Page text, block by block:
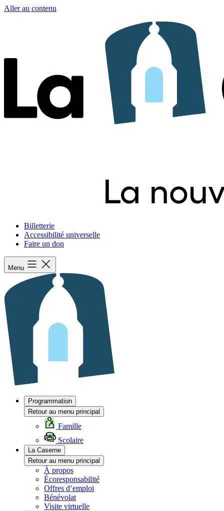
Aller au contenu
Billetterie
Accessibilité universelle
Faire un don
Menu
Programmation
Retour au menu principal
Famille
Scolaire
La Caserne
Retour au menu principal
À propos
Écoresponsabilité
Offres d’emploi
Bénévolat
Visite virtuelle